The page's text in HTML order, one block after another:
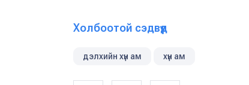
Холбоотой сэдвүүд
дэлхийн хүн ам хүн ам